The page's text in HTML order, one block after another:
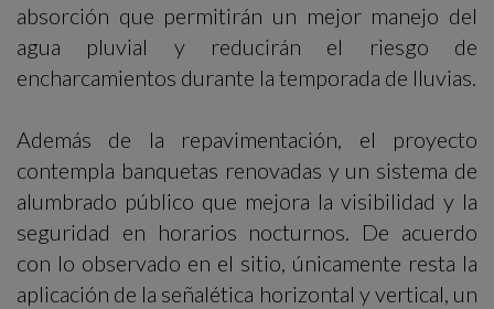
absorción que permitirán un mejor manejo del
agua pluvial y reducirán el riesgo de
encharcamientos durante la temporada de lluvias.
Además de la repavimentación, el proyecto
contempla banquetas renovadas y un sistema de
alumbrado público que mejora la visibilidad y la
seguridad en horarios nocturnos. De acuerdo
con lo observado en el sitio, únicamente resta la
aplicación de la señalética horizontal y vertical, un